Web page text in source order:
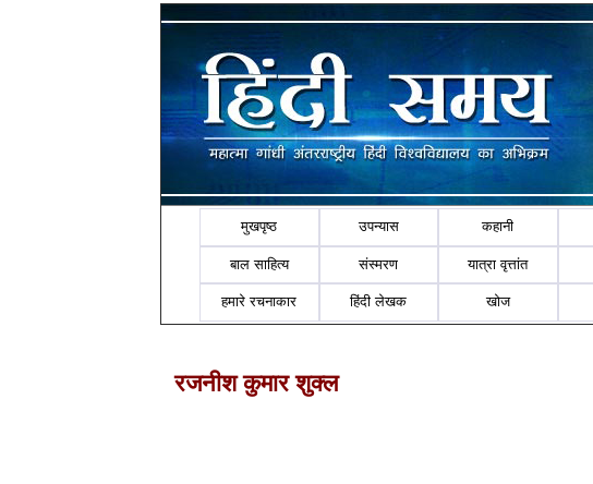
मुखपृष्ठ उपन्यास कहानी
बाल साहित्य संस्मरण यात्रा वृत्तांत
हमारे रचनाकार हिंदी लेखक खोज
रजनीश कुमार शुक्ल